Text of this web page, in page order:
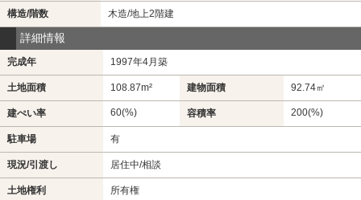
構造/階数 木造/地上2階建
詳細情報
完成年 1997年4月築
土地面積 108.87m² 建物面積 92.74㎡
建ぺい率 60(%) 容積率 200(%)
駐車場 有
現況/引渡し 居住中/相談
土地権利 所有権